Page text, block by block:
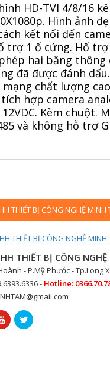
HD-TVI 4/8/16
Hình ảnh
kết nối đến
trợ 1 ổ cứng. Hổ
hai băng
đã được đánh
mạng chất lượng
hợp camera
Kèm chuột.
và không hỗ trợ
THIẾT BỊ CÔNG NGHỆ MINH
THIẾT BỊ CÔNG
- P.Mỹ Phước - Tp.Long
- Hotline: